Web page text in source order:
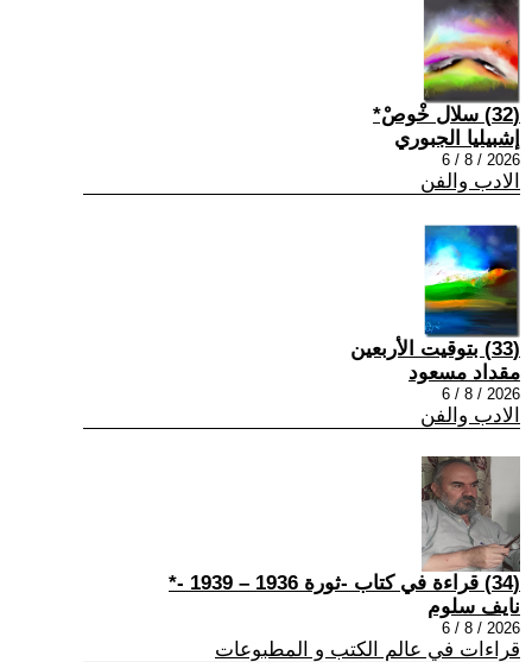
(32) سلال خْوصْ*
إشبيليا الجبوري
2026 / 8 / 6
الادب والفن
(33) بتوقيت الأربعين
مقداد مسعود
2026 / 8 / 6
الادب والفن
(34) قراءة في كتاب -ثورة 1936 – 1939 -*
نايف سلوم
2026 / 8 / 6
قراءات في عالم الكتب و المطبوعات